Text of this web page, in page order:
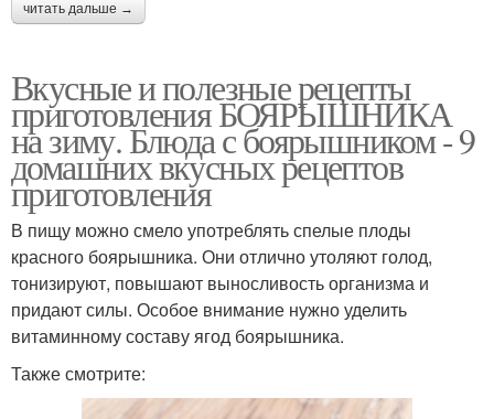
читать дальше →
Вкусные и полезные рецепты
приготовления БОЯРЫШНИКА
на зиму. Блюда с боярышником - 9
домашних вкусных рецептов
приготовления
В пищу можно смело употреблять спелые плоды
красного боярышника. Они отлично утоляют голод,
тонизируют, повышают выносливость организма и
придают силы. Особое внимание нужно уделить
витаминному составу ягод боярышника.
Также смотрите: